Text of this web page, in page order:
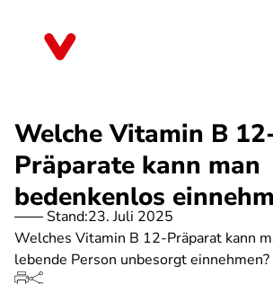
Welche Vitamin B
Präparate kann man
bedenkenlos
Stand:23. Juli 2025
Welches Vitamin B 12-Präparat kann
lebende Person unbesorgt einnehmen?